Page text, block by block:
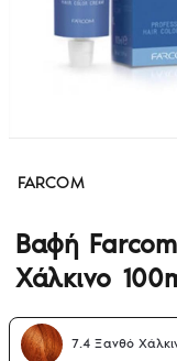
FARCOM
Βαφή
Χάλκινο
7.4 Ξανθό